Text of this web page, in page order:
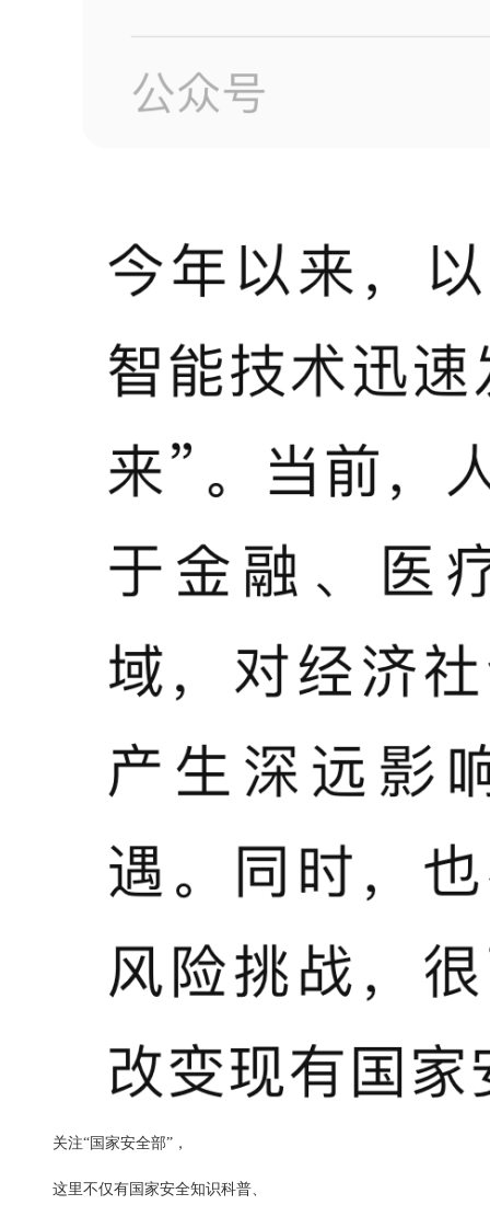
关注“国家安全部”，
这里不仅有国家安全知识科普、